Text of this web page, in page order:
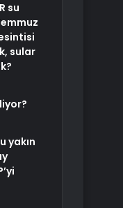
su
sular
yakın